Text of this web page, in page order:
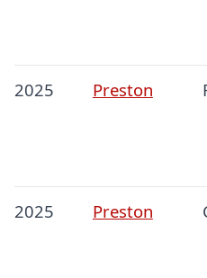
2025 Preston
2025 Preston